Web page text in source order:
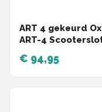
ART 4 gekeurd
ART-4
€ 94,95